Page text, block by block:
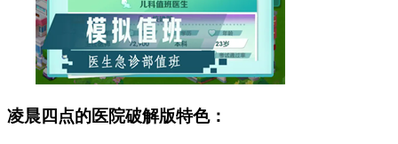
凌晨四点的医院破解版特色：